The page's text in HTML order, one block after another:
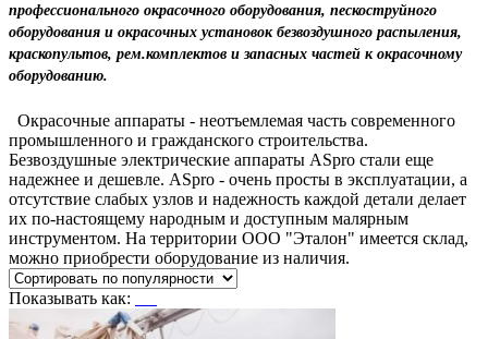
профессионального окрасочного оборудования, пескоструйного
оборудования и окрасочных установок безвоздушного распыления,
краскопультов, рем.комплектов и запасных частей к окрасочному
оборудованию.
Окрасочные аппараты - неотъемлемая часть современного
промышленного и гражданского строительства.
Безвоздушные электрические аппараты ASpro стали еще
надежнее и дешевле. ASpro - очень просты в эксплуатации, а
отсутствие слабых узлов и надежность каждой детали делает
их по-настоящему народным и доступным малярным
инструментом. На территории ООО "Эталон" имеется склад,
можно приобрести оборудование из наличия.
Показывать как: